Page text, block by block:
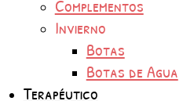
Complementos
Invierno
Botas
Botas de Agua
Terapéutico